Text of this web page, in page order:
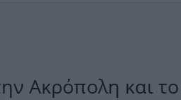
Ακρόπολη και